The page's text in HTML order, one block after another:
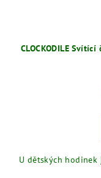
CLOCKODILE
U dětských